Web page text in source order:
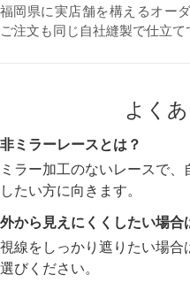
福岡県に実店舗を構えるオー
ご注文も同じ自社縫製で仕立て
よく
非ミラーレースとは？
ミラー加工のないレースで
したい方に向きます。
外から見えにくくしたい場合
視線をしっかり遮りたい場
選びください。